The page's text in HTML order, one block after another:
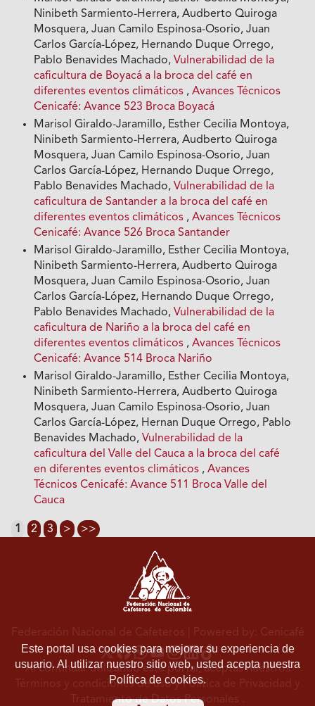
Ninibeth Sarmiento-Herrera, Audberto Quiroga
Mosquera, Juan Camilo Espinosa-Osorio, Juan
Carlos García-López, Hernando Duque Orrego,
Pablo Benavides Machado,Vulnerabilidad de la
caficultura de Boyacá a la broca del café en
diferentes eventos climáticos ,Avances Técnicos
Cenicafé: Avance 523 Broca Boyacá
Marisol Giraldo-Jaramillo, Esther Cecilia Montoya,
Ninibeth Sarmiento-Herrera, Audberto Quiroga
Mosquera, Juan Camilo Espinosa-Osorio, Juan
Carlos García-López, Hernando Duque Orrego,
Pablo Benavides Machado,Vulnerabilidad de la
caficultura de Santander a la broca del café en
diferentes eventos climáticos ,Avances Técnicos
Cenicafé: Avance 526 Broca Santander
Marisol Giraldo-Jaramillo, Esther Cecilia Montoya,
Ninibeth Sarmiento-Herrera, Audberto Quiroga
Mosquera, Juan Camilo Espinosa-Osorio, Juan
Carlos García-López, Hernando Duque Orrego,
Pablo Benavides Machado,Vulnerabilidad de la
caficultura de Nariño a la broca del café en
diferentes eventos climáticos ,Avances Técnicos
Cenicafé: Avance 514 Broca Nariño
Marisol Giraldo-Jaramillo, Esther Cecilia Montoya,
Ninibeth Sarmiento-Herrera, Audberto Quiroga
Mosquera, Juan Camilo Espinosa-Osorio, Juan
Carlos García-López, Hernan Duque Orrego, Pablo
Benavides Machado,Vulnerabilidad de la
caficultura del Valle del Cauca a la broca del café
en diferentes eventos climáticos ,Avances
Técnicos Cenicafé: Avance 511 Broca Valle del
Cauca
1 2 3 > >>
Este portal usa cookies para mejorar su experiencia de
usuario. Al utilizar nuestro sitio web, usted acepta nuestra
Política de cookies.
Federación Nacional de Cafeteros | Powered by: Cenicafé
Al continuar utilizando este portal, aceptas nuestros
Términos y condiciones de usoyPolítica de Privacidad y
Tratamiento de Datos Personales